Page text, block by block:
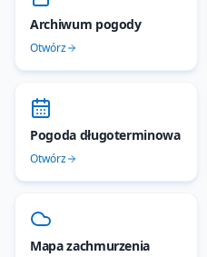
Archiwum pogody
Otwórz
Pogoda długoterminowa
Otwórz
Mapa zachmurzenia